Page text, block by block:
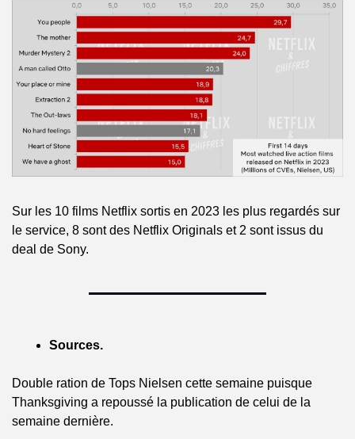
Sur les 10 films Netflix sortis en 2023 les plus regardés sur
le service, 8 sont des Netflix Originals et 2 sont issus du
deal de Sony.
Sources.
Double ration de Tops Nielsen cette semaine puisque
Thanksgiving a repoussé la publication de celui de la
semaine dernière.